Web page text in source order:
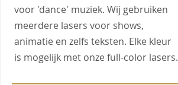
voor 'dance' muziek. Wij gebruiken
meerdere lasers voor shows,
animatie en zelfs teksten. Elke kleur
is mogelijk met onze full-color lasers.